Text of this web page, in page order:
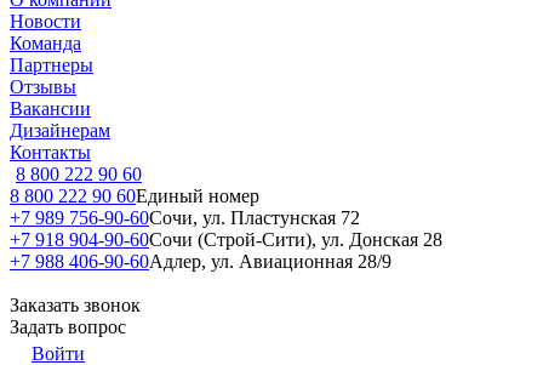
Новости
Команда
Партнеры
Отзывы
Вакансии
Дизайнерам
Контакты
8 800 222 90 60
8 800 222 90 60Единый номер
+7 989 756-90-60Сочи, ул. Пластунская 72
+7 918 904-90-60Сочи (Строй-Сити), ул. Донская 28
+7 988 406-90-60Адлер, ул. Авиационная 28/9
Заказать звонок
Задать вопрос
Войти